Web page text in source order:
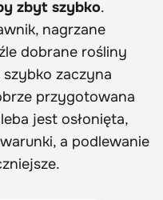
zbyt szybko.
nagrzane
dobrane rośliny
zaczyna
przygotowana
jest osłonięta,
a podlewanie